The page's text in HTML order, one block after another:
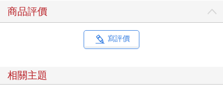
著不同年齡、收入與生活地區的族群，其實感受到的「通膨」程
度可能差異極大。例如：退休族較重視醫療費與食物價格，而年
影音、平臺叫車、冷凍生鮮宅配）尚未即時納入CPI範疇，造成某
些生活成本的變化未被統計體系反映。例如：2023年，臺灣主要
商品評價
寫評價
相關主題